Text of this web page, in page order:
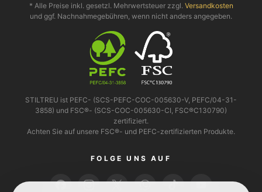
* Alle Preise inkl. gesetzl. Mehrwertsteuer zzgl. Versandkosten
und ggf. Nachnahmegebühren, wenn nicht anders angegeben.
STILTREU ist PEFC- (SCS-PEFC-COC-005630-V, PEFC/04-31-
3858) und FSC®- (SCS-COC-005630-CI, FSC®C130790)
zertifiziert.
Achten Sie auf unsere FSC®- und PEFC-zertifizierten Produkte.
FOLGE UNS AUF